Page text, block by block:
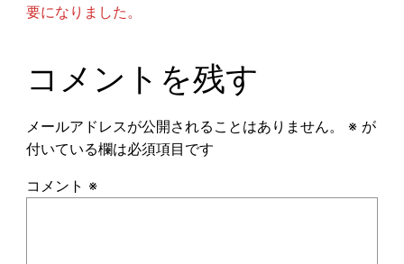
要になりました。
コメントを残す
メールアドレスが公開されることはありません。 ※が
付いている欄は必須項目です
コメント ※